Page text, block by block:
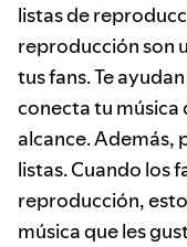
listas de
reproducción son
tus fans. Te
conecta tu música
alcance. Además,
listas. Cuando los
reproducción,
música que les